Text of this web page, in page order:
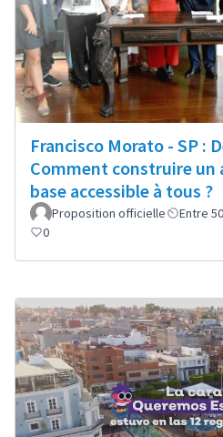
Francisco Morato - SP :
Comment construire un
base accessible à tous ?
Proposition officielle Entre
0